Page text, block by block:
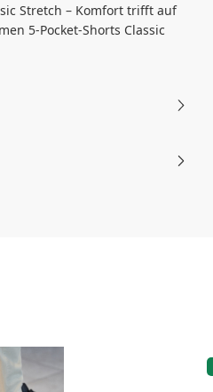
Stretch – Komfort trifft auf
5-Pocket-Shorts Classic